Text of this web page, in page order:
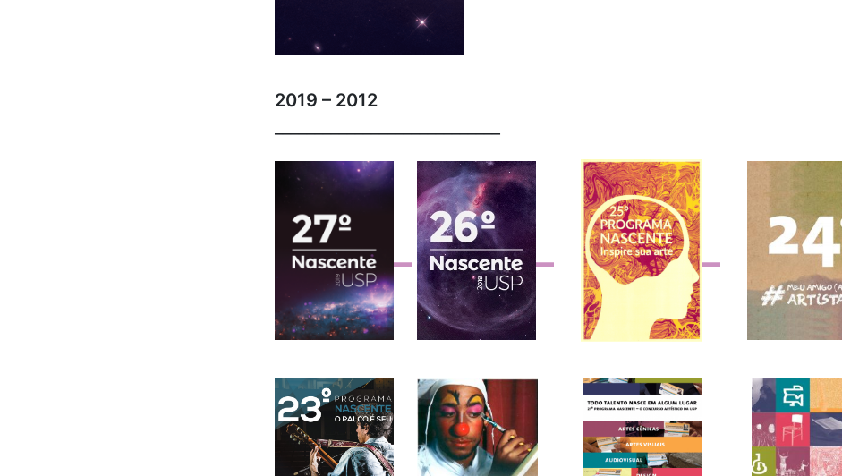
2019 – 2012